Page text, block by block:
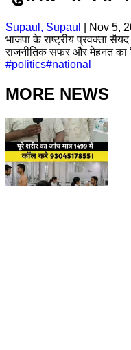
Supaul, Supaul
Nov 5,
भाजपा के राष्ट्रीय प्रवक्ता
राजनीतिक सफर और मेहनत का
#politics#national
MORE NEWS